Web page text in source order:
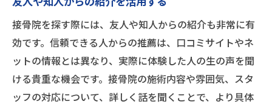
接骨院を探す際には、友人や知人からの紹介も非常に有
効です。信頼できる人からの推薦は、口コミサイトやネ
ットの情報とは異なり、実際に体験した人の生の声を聞
ける貴重な機会です。接骨院の施術内容や雰囲気、スタ
ッフの対応について、詳しく話を聞くことで、より具体